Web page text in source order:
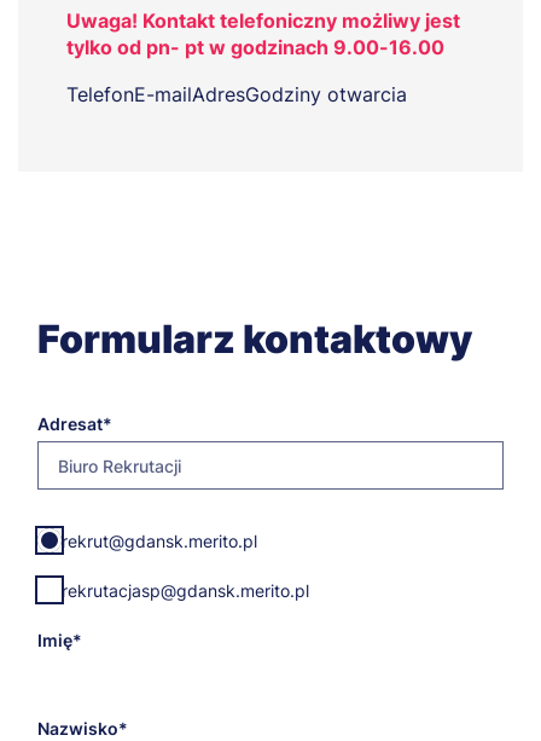
Uwaga! Kontakt telefoniczny możliwy jest
tylko od pn- pt w godzinach 9.00-16.00
TelefonE-mailAdresGodziny otwarcia
Formularz kontaktowy
Adresat
Biuro Rekrutacji
E-
mail
adresata
rekrut@gdansk.merito.pl
rekrutacjasp@gdansk.merito.pl
Imię
Nazwisko